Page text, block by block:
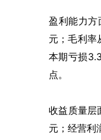
盈利能力
元；毛利率
本期亏损
点。
收益质量层
元；经营利